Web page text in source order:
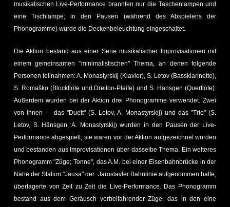
musikalischen Live-Performance brannten nur die Taschenlampen und
eine Tischlampe; in den Pausen (während des Abspielens der
Phonogramme) wurde die Deckenbeleuchtung eingeschaltet.
Die Aktion bestand aus einer Serie musikalischer Improvisationen mit
einem gemeinsamen "minimalistischen" Thema, an denen folgende
Personen teilnahmen: A. Monastyrskij (Klavier), S. Letov (Bassklarinette),
S. Romaško (Blockflöte und Dreiton-Pfeife) und S. Hänsgen (Querflöte).
Außerdem wurden bei der Aktion drei Phonogramme verwendet. Zwei
von ihnen – das "Duett" (S. Letov, A. Monastyrskij) und das "Trio" (S.
Letov, S. Hänsgen, A. Monastyrskij) wurden in den Pausen der Live-
Performance abgespielt; sie waren vor der Aktion aufgezeichnet worden
und bestanden aus Improvisationen über dasselbe Thema. Ein weiteres
Phonogramm "Züge; Tonne", das A.M. bei einer Eisenbahnbrücke in der
Nähe der Station "Jausa" der Jaroslavler Bahnlinie aufgenommen hatte,
überlagerte von Zeit zu Zeit die Live-Performance. Das Phonogramm
bestand aus dem Geräusch vorbeifahrender Züge, das in den eine